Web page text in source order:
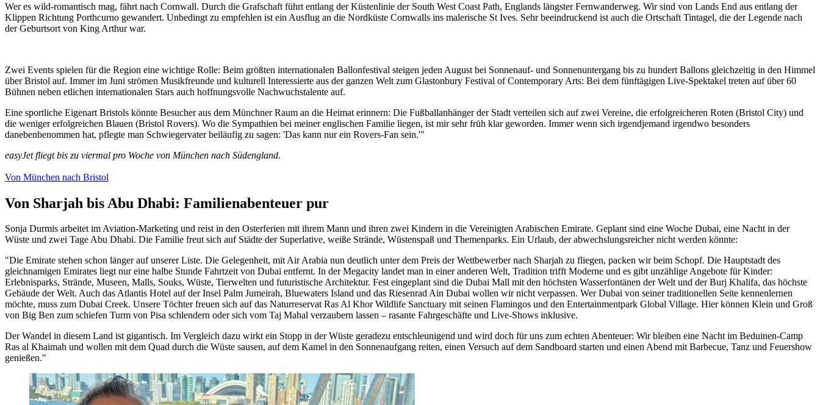
Wer es wild-romantisch mag, fährt nach Cornwall. Durch die Grafschaft führt entlang der Küstenlinie der South West Coast Path, Englands längster Fernwanderweg. Wir sind von Lands End aus entlang der
Klippen Richtung Porthcurno gewandert. Unbedingt zu empfehlen ist ein Ausflug an die Nordküste Cornwalls ins malerische St Ives. Sehr beeindruckend ist auch die Ortschaft Tintagel, die der Legende nach
der Geburtsort von King Arthur war.
Zwei Events spielen für die Region eine wichtige Rolle: Beim größten internationalen Ballonfestival steigen jeden August bei Sonnenauf- und Sonnenuntergang bis zu hundert Ballons gleichzeitig in den Himmel
über Bristol auf. Immer im Juni strömen Musikfreunde und kulturell Interessierte aus der ganzen Welt zum Glastonbury Festival of Contemporary Arts: Bei dem fünftägigen Live-Spektakel treten auf über 60
Bühnen neben etlichen internationalen Stars auch hoffnungsvolle Nachwuchstalente auf.
Eine sportliche Eigenart Bristols könnte Besucher aus dem Münchner Raum an die Heimat erinnern: Die Fußballanhänger der Stadt verteilen sich auf zwei Vereine, die erfolgreicheren Roten (Bristol City) und
die weniger erfolgreichen Blauen (Bristol Rovers). Wo die Sympathien bei meiner englischen Familie liegen, ist mir sehr früh klar geworden. Immer wenn sich irgendjemand irgendwo besonders
danebenbenommen hat, pflegte man Schwiegervater beiläufig zu sagen: 'Das kann nur ein Rovers-Fan sein.'"
easyJet fliegt bis zu viermal pro Woche von München nach Südengland.
Von München nach Bristol
Von Sharjah bis Abu Dhabi: Familienabenteuer pur
Sonja Durmis arbeitet im Aviation-Marketing und reist in den Osterferien mit ihrem Mann und ihren zwei Kindern in die Vereinigten Arabischen Emirate. Geplant sind eine Woche Dubai, eine Nacht in der
Wüste und zwei Tage Abu Dhabi. Die Familie freut sich auf Städte der Superlative, weiße Strände, Wüstenspaß und Themenparks. Ein Urlaub, der abwechslungsreicher nicht werden könnte:
"Die Emirate stehen schon länger auf unserer Liste. Die Gelegenheit, mit Air Arabia nun deutlich unter dem Preis der Wettbewerber nach Sharjah zu fliegen, packen wir beim Schopf. Die Hauptstadt des
gleichnamigen Emirates liegt nur eine halbe Stunde Fahrtzeit von Dubai entfernt. In der Megacity landet man in einer anderen Welt, Tradition trifft Moderne und es gibt unzählige Angebote für Kinder:
Erlebnisparks, Strände, Museen, Malls, Souks, Wüste, Tierwelten und futuristische Architektur. Fest eingeplant sind die Dubai Mall mit den höchsten Wasserfontänen der Welt und der Burj Khalifa, das höchste
Gebäude der Welt. Auch das Atlantis Hotel auf der Insel Palm Jumeirah, Bluewaters Island und das Riesenrad Ain Dubai wollen wir nicht verpassen. Wer Dubai von seiner traditionellen Seite kennenlernen
möchte, muss zum Dubai Creek. Unsere Töchter freuen sich auf das Naturreservat Ras Al Khor Wildlife Sanctuary mit seinen Flamingos und den Entertainmentpark Global Village. Hier können Klein und Groß
von Big Ben zum schiefen Turm von Pisa schlendern oder sich vom Taj Mahal verzaubern lassen – rasante Fahrgeschäfte und Live-Shows inklusive.
Der Wandel in diesem Land ist gigantisch. Im Vergleich dazu wirkt ein Stopp in der Wüste geradezu entschleunigend und wird doch für uns zum echten Abenteuer: Wir bleiben eine Nacht im Beduinen-Camp
Ras al Khaimah und wollen mit dem Quad durch die Wüste sausen, auf dem Kamel in den Sonnenaufgang reiten, einen Versuch auf dem Sandboard starten und einen Abend mit Barbecue, Tanz und Feuershow
genießen."